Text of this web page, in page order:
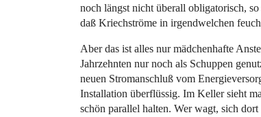
noch längst nicht überall obligatorisch,
daß Kriechströme in irgendwelchen
Aber das ist alles nur mädchenhafte
Jahrzehnten nur noch als Schuppen
neuen Stromanschluß vom
Installation überflüssig. Im Keller sieht
schön parallel halten. Wer wagt, sich